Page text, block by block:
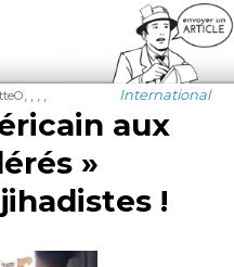
Catégories
International
aux
»
!